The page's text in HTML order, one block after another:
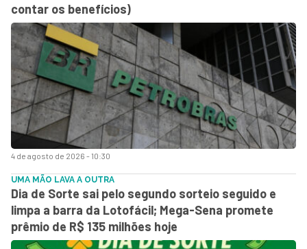
4 de agosto de 2026 - 10:30
contar os benefícios)
UMA MÃO LAVA A OUTRA
Dia de Sorte sai pelo segundo sorteio seguido e
limpa a barra da Lotofácil; Mega-Sena promete
prêmio de R$ 135 milhões hoje